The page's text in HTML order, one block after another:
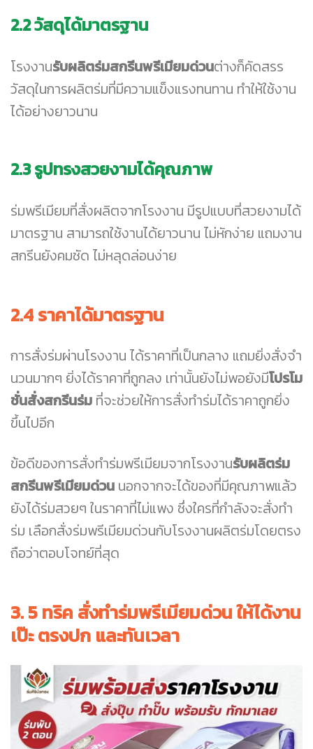
2.2 วัสดุได้มาตรฐาน
โรงงานรับผลิตร่มสกรีนพรีเมียมด่วนต่างก็คัดสรร
วัสดุในการผลิตร่มที่มีความแข็งแรงทนทาน ทำให้ใช้งาน
ได้อย่างยาวนาน
2.3 รูปทรงสวยงามได้คุณภาพ
ร่มพรีเมียมที่สั่งผลิตจากโรงงาน มีรูปแบบที่สวยงามได้
มาตรฐาน สามารถใช้งานได้ยาวนาน ไม่หักง่าย แถมงาน
สกรีนยังคมชัด ไม่หลุดล่อนง่าย
2.4 ราคาได้มาตรฐาน
การสั่งร่มผ่านโรงงาน ได้ราคาที่เป็นกลาง แถมยิ่งสั่งจำ
นวนมากๆ ยิ่งได้ราคาที่ถูกลง เท่านั้นยังไม่พอยังมีโปรโม
ชั่นสั่งสกรีนร่ม ที่จะช่วยให้การสั่งทำร่มได้ราคาถูกยิ่ง
ขึ้นไปอีก
ข้อดีของการสั่งทำร่มพรีเมียมจากโรงงานรับผลิตร่ม
สกรีนพรีเมียมด่วน นอกจากจะได้ของที่มีคุณภาพแล้ว
ยังได้ร่มสวยๆ ในราคาที่ไม่แพง ซึ่งใครที่กำลังจะสั่งทำ
ร่ม เลือกสั่งร่มพรีเมียมด่วนกับโรงงานผลิตร่มโดยตรง
ถือว่าตอบโจทย์ที่สุด
3. 5 ทริค สั่งทำร่มพรีเมียมด่วน ให้ได้งาน
เป๊ะ ตรงปก และทันเวลา